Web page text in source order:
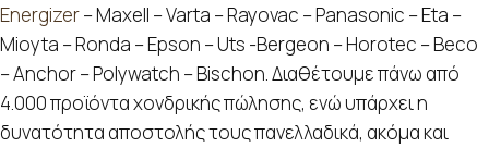
Energizer– Maxell – Varta – Rayovac – Panasonic – Eta –
Mioyta – Ronda – Epson – Uts -Bergeon – Horotec – Beco
– Anchor – Polywatch – Bischon. Διαθέτουμε πάνω από
4.000 προϊόντα χονδρικής πώλησης, ενώ υπάρχει η
δυνατότητα αποστολής τους πανελλαδικά, ακόμα και